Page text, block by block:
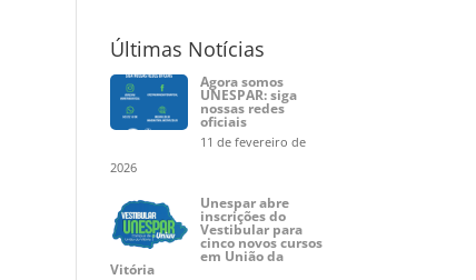
Últimas Notícias
Agora somos
UNESPAR: siga
nossas redes
oficiais
11 de fevereiro de
2026
Unespar abre
inscrições do
Vestibular para
cinco novos cursos
em União da
Vitória